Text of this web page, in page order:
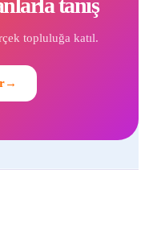
topluluğa katıl.
→